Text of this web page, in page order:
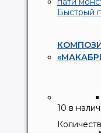
Быстрый
10 в